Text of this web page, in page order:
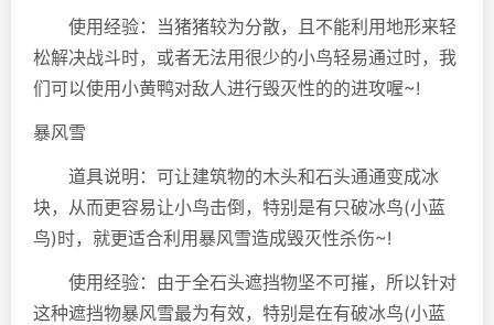
使用经验：当猪猪较为分散，且不能利用地形来轻
松解决战斗时，或者无法用很少的小鸟轻易通过时，我
们可以使用小黄鸭对敌人进行毁灭性的的进攻喔~!
暴风雪
道具说明：可让建筑物的木头和石头通通变成冰
块，从而更容易让小鸟击倒，特别是有只破冰鸟(小蓝
鸟)时，就更适合利用暴风雪造成毁灭性杀伤~!
使用经验：由于全石头遮挡物坚不可摧，所以针对
这种遮挡物暴风雪最为有效，特别是在有破冰鸟(小蓝